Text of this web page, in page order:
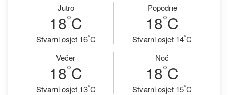
Jutro
18°C
Stvarni osjet 16°C
Popodne
18°C
Stvarni osjet 14°C
Večer
18°C
Stvarni osjet 13°C
Noć
18°C
Stvarni osjet 15°C